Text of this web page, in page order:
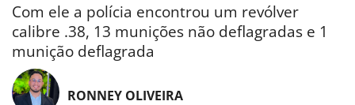
Com ele a polícia encontrou um revólver
calibre .38, 13 munições não deflagradas e 1
munição deflagrada
RONNEY OLIVEIRA